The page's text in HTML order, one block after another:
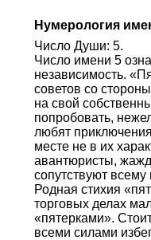
Нумерология
Число Души: 5.
Число имени 5
независимость.
советов со
на свой
попробовать,
любят
месте не в их
авантюристы,
сопутствуют
Родная стихия
торговых делах
«пятерками».
всеми силами